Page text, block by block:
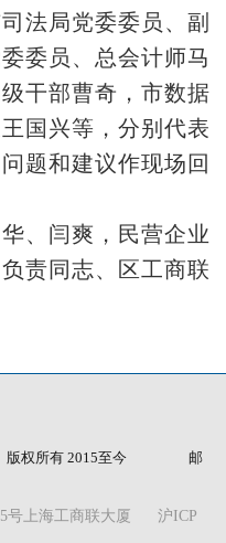
法局党委委员、副
委员、总会计师马
干部曹奇，市数据
国兴等，分别代表
题和建议作现场回
、闫爽，民营企业
责同志、区工商联
版权所有 2015至今
邮
号上海工商联大厦
沪ICP